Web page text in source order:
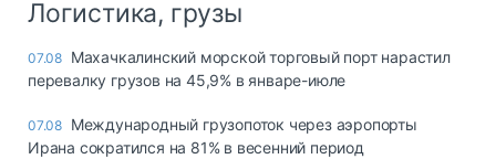
Логистика, грузы
07.08 Махачкалинский морской торговый порт нарастил
перевалку грузов на 45,9% в январе-июле
07.08 Международный грузопоток через аэропорты
Ирана сократился на 81% в весенний период